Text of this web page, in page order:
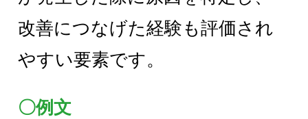
改善につなげた経験も評価され
やすい要素です。
〇例文